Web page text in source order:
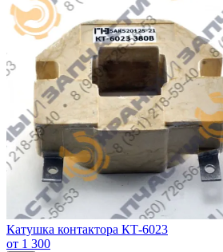
Катушка контактора КТ-6023
от 1 300